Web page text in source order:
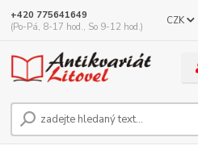
CZK
+420 775641649
(Po-Pá, 8-17 hod., So 9-12 hod.)